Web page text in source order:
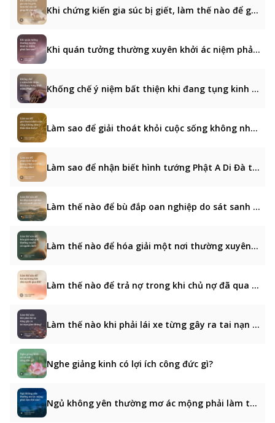
Khi chứng kiến gia súc bị giết, làm thế nào để giúp đỡ chúng?
Khi quán tưởng thường xuyên khởi ác niệm phải làm sao?
Khống chế ý niệm bất thiện khi đang tụng kinh niệm Phật
Làm sao để giải thoát khỏi cuộc sống không như ý thân tâm âu lo?
Làm sao để nhận biết hình tướng Phật A Di Đà tới tiếp dẫn?
Làm thế nào để bù đắp oan nghiệp do sát sanh gây ra?
Làm thế nào để hóa giải một nơi thường xuyên có người chết?
Làm thế nào để trả nợ trong khi chủ nợ đã qua đời?
Làm thế nào khi phải lái xe từng gây ra tai nạn giao thông?
Nghe giảng kinh có lợi ích công đức gì?
Ngủ không yên thường mơ ác mộng phải làm thế nào?